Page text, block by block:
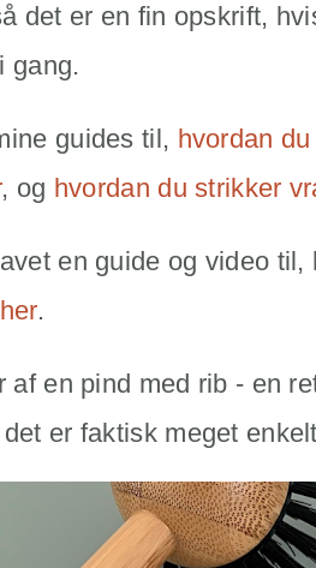
det er en fin opskrift,
gang.
guides til, hvordan
, og hvordan du strikker
en guide og video
.
af en pind med rib - en
er faktisk meget